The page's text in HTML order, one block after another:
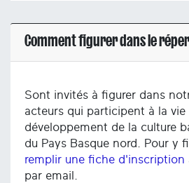
Comment figurer dans le
Sont invités à figurer dans
acteurs qui participent à la vie
développement de la culture
du Pays Basque nord. Pour y
remplir une fiche d'inscription
par email.